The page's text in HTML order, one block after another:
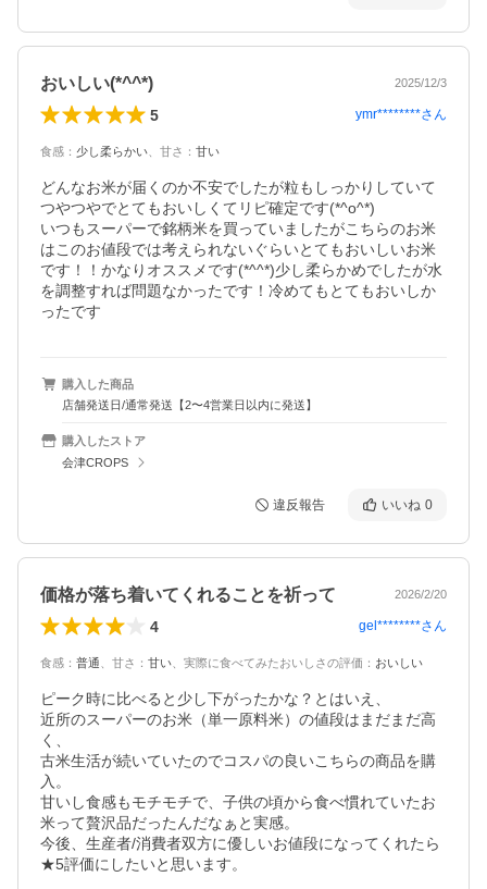
おいしい(*^^*) 2025/12/3
5 ymr********さん
食感 ： 少し柔らかい 甘さ ： 甘い
どんなお米が届くのか不安でしたが粒もしっかりしていて
つやつやでとてもおいしくてリピ確定です(*^o^*)
いつもスーパーで銘柄米を買っていましたがこちらのお米
はこのお値段では考えられないぐらいとてもおいしいお米
です！！かなりオススメです(*^^*)少し柔らかめでしたが水
を調整すれば問題なかったです！冷めてもとてもおいしか
ったです
購入した商品
店舗発送日/通常発送【2〜4営業日以内に発送】
購入したストア
会津CROPS
違反報告 いいね 0
価格が落ち着いてくれることを祈って 2026/2/20
4 gel********さん
食感 ： 普通 甘さ ： 甘い 実際に食べてみたおいしさの評価 ： おいしい
ピーク時に比べると少し下がったかな？とはいえ、
近所のスーパーのお米（単一原料米）の値段はまだまだ高
く、
古米生活が続いていたのでコスパの良いこちらの商品を購
入。
甘いし食感もモチモチで、子供の頃から食べ慣れていたお
米って贅沢品だったんだなぁと実感。
今後、生産者/消費者双方に優しいお値段になってくれたら
★5評価にしたいと思います。